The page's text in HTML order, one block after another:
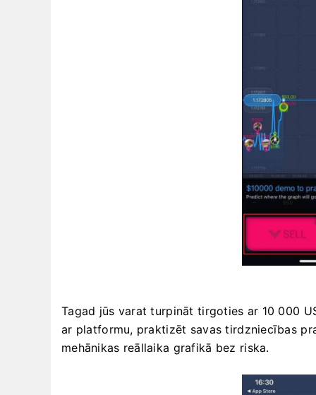
Tagad jūs varat turpināt tirgoties ar 10 000
ar platformu, praktizēt savas tirdzniecības
mehānikas reāllaika grafikā bez riska.